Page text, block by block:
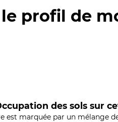
profil de
des sols sur
est marquée par un mélange